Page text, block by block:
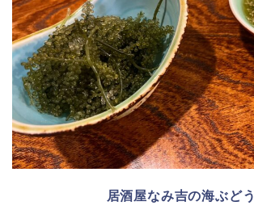
居酒屋なみ吉の海ぶどう